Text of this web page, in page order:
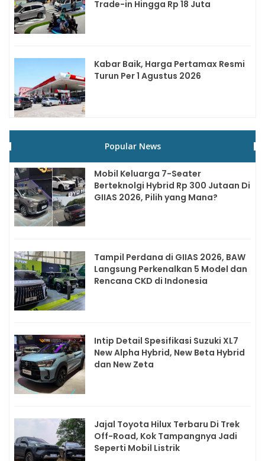
Trade-in Hingga Rp 18 Juta
Kabar Baik, Harga Pertamax Resmi
Turun Per 1 Agustus 2026
Popular News
Mobil Keluarga 7-Seater
Berteknolgi Hybrid Rp 300 Jutaan Di
GIIAS 2026, Pilih yang Mana?
Tampil Perdana di GIIAS 2026, BAW
Langsung Perkenalkan 5 Model dan
Rencana CKD di Indonesia
Intip Detail Spesifikasi Suzuki XL7
New Alpha Hybrid, New Beta Hybrid
dan New Zeta
Jajal Toyota Hilux Terbaru Di Trek
Off-Road, Kok Tampangnya Jadi
Seperti Mobil Listrik